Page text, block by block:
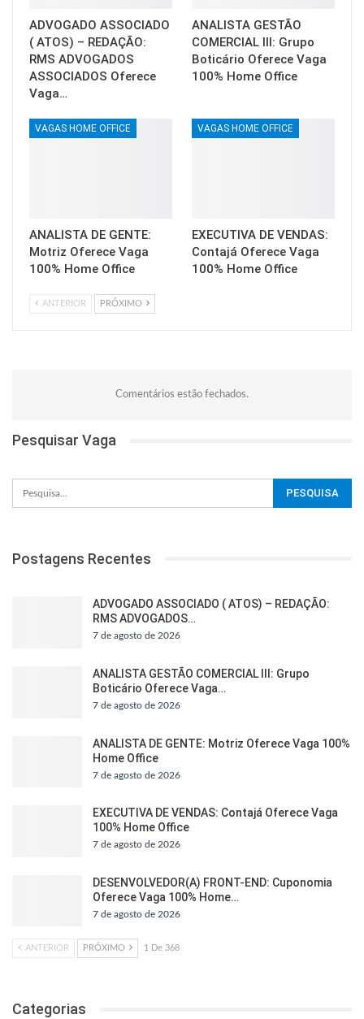
ADVOGADO ASSOCIADO
( ATOS) – REDAÇÃO:
RMS ADVOGADOS
ASSOCIADOS Oferece
Vaga…
ANALISTA GESTÃO
COMERCIAL III: Grupo
Boticário Oferece Vaga
100% Home Office
VAGAS HOME OFFICE
ANALISTA DE GENTE:
Motriz Oferece Vaga
100% Home Office
VAGAS HOME OFFICE
EXECUTIVA DE VENDAS:
Contajá Oferece Vaga
100% Home Office
ANTERIOR PRÓXIMO
Comentários estão fechados.
Pesquisar Vaga
Postagens Recentes
ADVOGADO ASSOCIADO ( ATOS) – REDAÇÃO:
RMS ADVOGADOS…
7 de agosto de 2026
ANALISTA GESTÃO COMERCIAL III: Grupo
Boticário Oferece Vaga…
7 de agosto de 2026
ANALISTA DE GENTE: Motriz Oferece Vaga 100%
Home Office
7 de agosto de 2026
EXECUTIVA DE VENDAS: Contajá Oferece Vaga
100% Home Office
7 de agosto de 2026
DESENVOLVEDOR(A) FRONT-END: Cuponomia
Oferece Vaga 100% Home…
7 de agosto de 2026
ANTERIOR PRÓXIMO 1 De 368
Categorias